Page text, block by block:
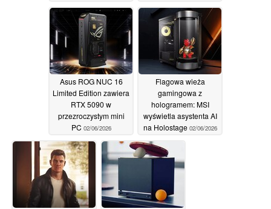
05/06/2026
Asus ROG NUC 16
Limited Edition zawiera
RTX 5090 w
przezroczystym mini
PC 02/06/2026
Flagowa wieża
gamingowa z
hologramem: MSI
wyświetla asystenta AI
na Holostage 02/06/2026